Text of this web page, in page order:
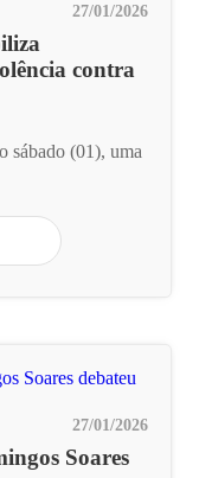
27/01/2026
contra
sábado (01), uma
27/01/2026
Soares